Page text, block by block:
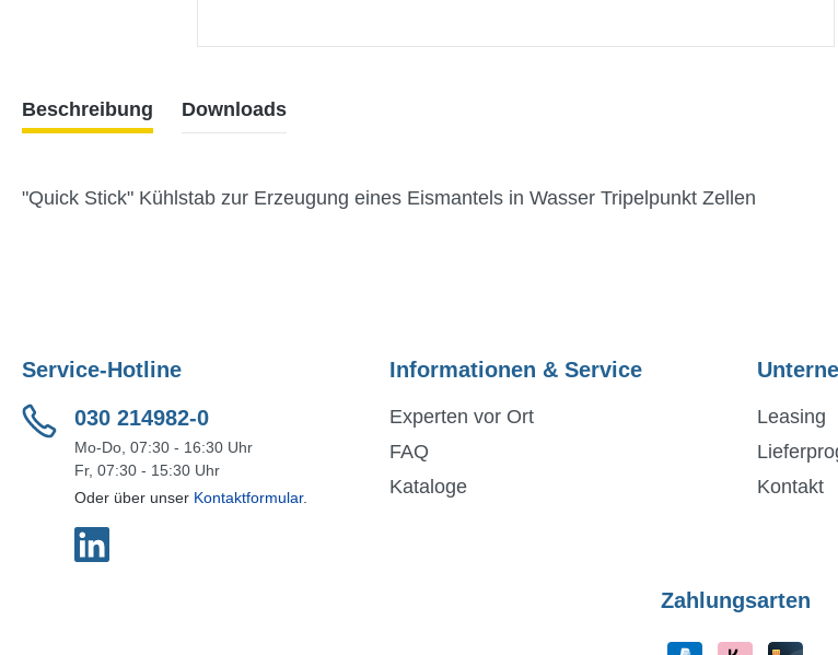
Beschreibung Downloads
"Quick Stick" Kühlstab zur Erzeugung eines Eismantels in Wasser Tripelpunkt Zellen
Service-Hotline
030 214982-0
Mo-Do, 07:30 - 16:30 Uhr
Fr, 07:30 - 15:30 Uhr
Oder über unser Kontaktformular.
Informationen & Service
Experten vor Ort
FAQ
Kataloge
Leasing
Kontakt
Zahlungsarten